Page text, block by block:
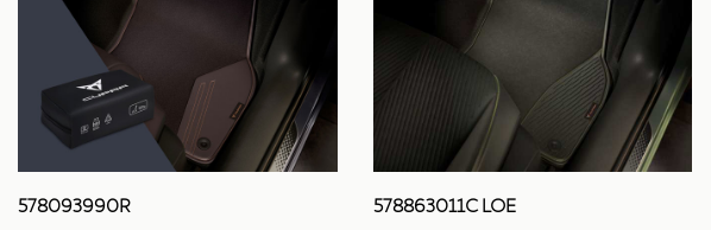
578093990R
578863011C LOE